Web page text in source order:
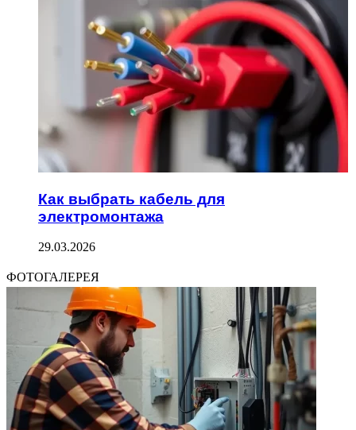
Как выбрать кабель для
электромонтажа
29.03.2026
ФОТОГАЛЕРЕЯ